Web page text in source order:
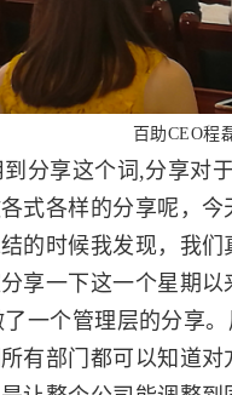
百助CEO程
分享这个词,分享对
式各样的分享呢，今
的时候我发现，我
享一下这一个星期以
一个管理层的分享
有部门都可以知道